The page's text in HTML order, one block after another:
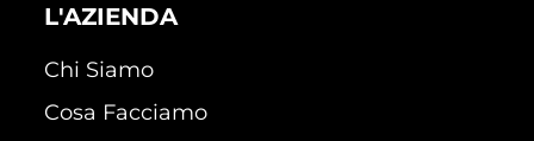
L'AZIENDA
Chi Siamo
Cosa Facciamo